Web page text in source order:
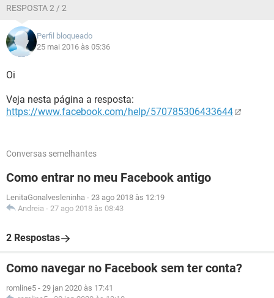
RESPOSTA 2 / 2
Perfil bloqueado
25 mai 2016 às 05:36
Oi
Veja nesta página a resposta:
https://www.facebook.com/help/570785306433644
Conversas semelhantes
Como entrar no meu Facebook antigo
LenitaGonalvesleninha - 23 ago 2018 às 12:19
Andreia - 27 ago 2018 às 08:43
2 Respostas
Como navegar no Facebook sem ter conta?
romline5 - 29 jan 2020 às 17:41